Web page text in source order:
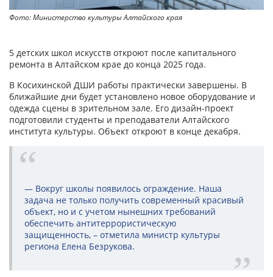
Фото: Министерство культуры Алтайского края
5 детских школ искусств откроют после капитального
ремонта в Алтайском крае до конца 2025 года.
В Косихинской ДШИ работы практически завершены. В
ближайшие дни будет установлено новое оборудование и
одежда сцены в зрительном зале. Его дизайн-проект
подготовили студенты и преподаватели Алтайского
института культуры. Объект откроют в конце декабря.
— Вокруг школы появилось ограждение. Наша
задача не только получить современный красивый
объект, но и с учетом нынешних требований
обеспечить антитеррористическую
защищенность, – отметила министр культуры
региона Елена Безрукова.